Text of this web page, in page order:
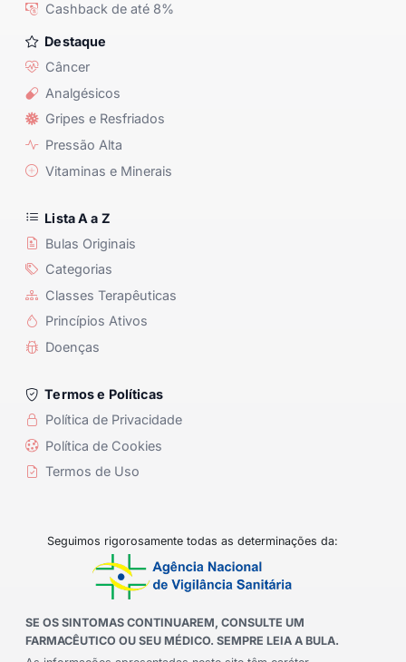
Cashback de até 8%
Destaque
Câncer
Analgésicos
Gripes e Resfriados
Pressão Alta
Vitaminas e Minerais
Lista A a Z
Bulas Originais
Categorias
Classes Terapêuticas
Princípios Ativos
Doenças
Termos e Políticas
Política de Privacidade
Política de Cookies
Termos de Uso
Seguimos rigorosamente todas as determinações da:
SE OS SINTOMAS CONTINUAREM, CONSULTE UM
FARMACÊUTICO OU SEU MÉDICO. SEMPRE LEIA A BULA.